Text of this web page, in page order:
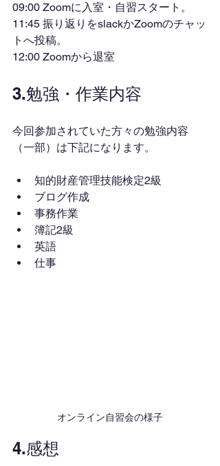
09:00 Zoomに入室・自習スタート。
11:45 振り返りをslackかZoomのチャッ
トへ投稿。
12:00 Zoomから退室
3.勉強・作業内容
今回参加されていた方々の勉強内容
（一部）は下記になります。
知的財産管理技能検定2級
ブログ作成
事務作業
簿記2級
英語
仕事
オンライン自習会の様子
4.感想